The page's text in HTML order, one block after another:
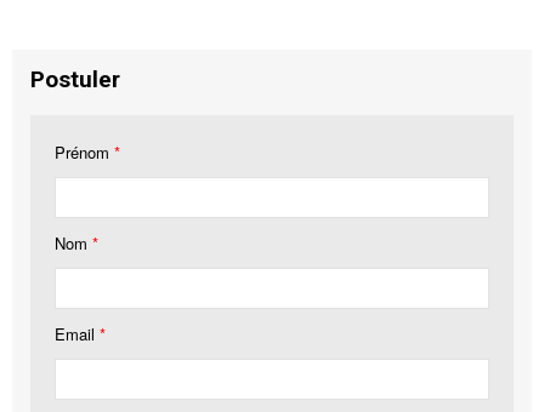
Postuler
Prénom *
Nom *
Email *